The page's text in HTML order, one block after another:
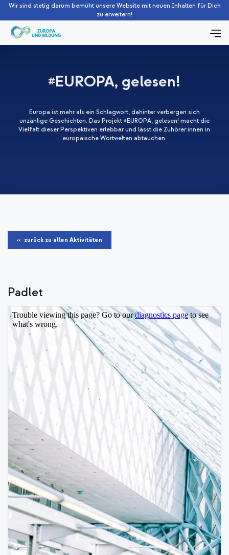
Wir sind stetig darum bemüht unsere Website mit neuen Inhalten für Dich
zu erweitern!
#EUROPA, gelesen!
Europa ist mehr als ein Schlagwort, dahinter verbergen sich
unzählige Geschichten. Das Projekt #EUROPA, gelesen! macht die
Vielfalt dieser Perspektiven erlebbar und lässt die Zuhörer:innen in
europäische Wortwelten abtauchen.
‹‹ zurück zu allen Aktivitäten
Padlet